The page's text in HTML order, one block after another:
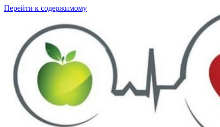
Перейти к содержимому